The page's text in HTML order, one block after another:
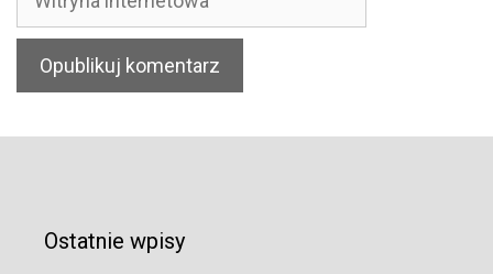
internetowa
Ostatnie wpisy